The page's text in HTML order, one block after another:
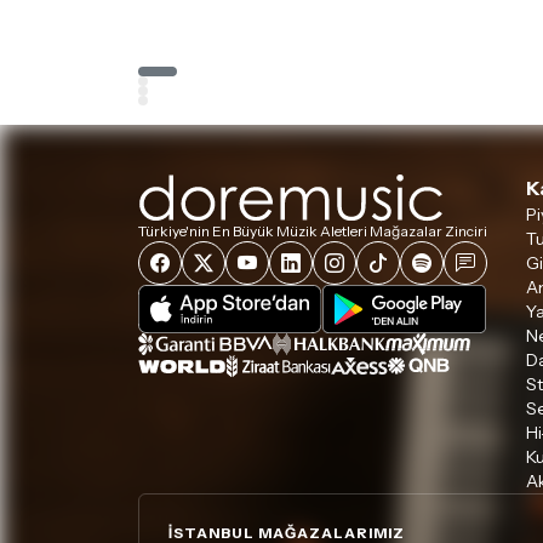
Türkiye'nin En Büyük Müzik Aletleri Mağazalar Zinciri
İSTANBUL MAĞAZALARIMIZ